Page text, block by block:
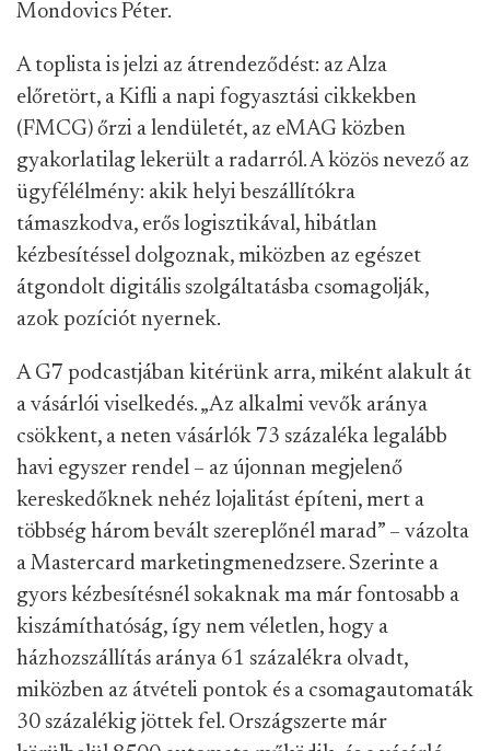
Mondovics Péter.
A toplista is jelzi az átrendeződést: az Alza
előretört, a Kifli a napi fogyasztási cikkekben
(FMCG) őrzi a lendületét, az eMAG közben
gyakorlatilag lekerült a radarról. A közös nevező az
ügyfélélmény: akik helyi beszállítókra
támaszkodva, erős logisztikával, hibátlan
kézbesítéssel dolgoznak, miközben az egészet
átgondolt digitális szolgáltatásba csomagolják,
azok pozíciót nyernek.
A G7 podcastjában kitérünk arra, miként alakult át
a vásárlói viselkedés. „Az alkalmi vevők aránya
csökkent, a neten vásárlók 73 százaléka legalább
havi egyszer rendel – az újonnan megjelenő
kereskedőknek nehéz lojalitást építeni, mert a
többség három bevált szereplőnél marad” – vázolta
a Mastercard marketingmenedzsere. Szerinte a
gyors kézbesítésnél sokaknak ma már fontosabb a
kiszámíthatóság, így nem véletlen, hogy a
házhozszállítás aránya 61 százalékra olvadt,
miközben az átvételi pontok és a csomagautomaták
30 százalékig jöttek fel. Országszerte már